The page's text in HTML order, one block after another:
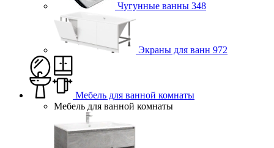
Чугунные ванны 348
Экраны для ванн 972
Мебель для ванной комнаты
Мебель для ванной комнаты